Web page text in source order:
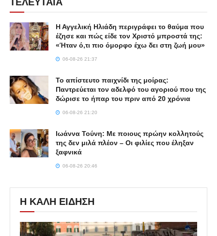
ΤΕΛΕΥΤΑΙΑ
Η Αγγελική Ηλιάδη περιγράφει το θαύμα που
έζησε και πώς είδε τον Χριστό μπροστά της:
«Ήταν ό,τι πιο όμορφο έχω δει στη ζωή μου»
06-08-26 21:37
Το απίστευτο παιχνίδι της μοίρας:
Παντρεύεται τον αδελφό του αγοριού που της
δώρισε το ήπαρ του πριν από 20 χρόνια
06-08-26 21:20
Ιωάννα Τούνη: Με ποιους πρώην κολλητούς
της δεν μιλά πλέον – Οι φιλίες που έληξαν
ξαφνικά
06-08-26 20:46
Η ΚΑΛΗ ΕΙΔΗΣΗ